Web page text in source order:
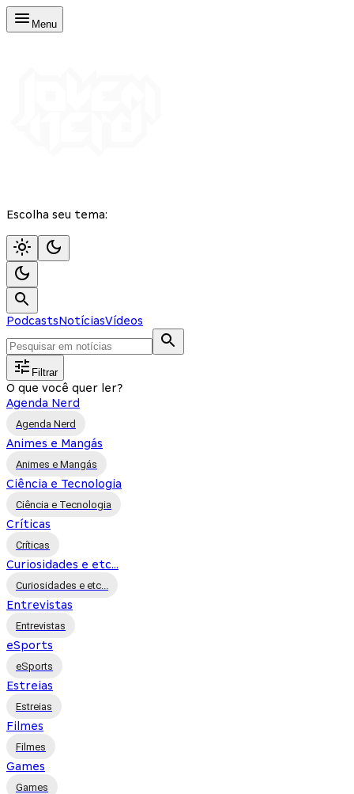
Menu
Escolha seu tema:
PodcastsNotíciasVídeos
Filtrar
O que você quer ler?
Agenda Nerd
Agenda Nerd
Animes e Mangás
Animes e Mangás
Ciência e Tecnologia
Ciência e Tecnologia
Críticas
Críticas
Curiosidades e etc...
Curiosidades e etc...
Entrevistas
Entrevistas
eSports
eSports
Estreias
Estreias
Filmes
Filmes
Games
Games